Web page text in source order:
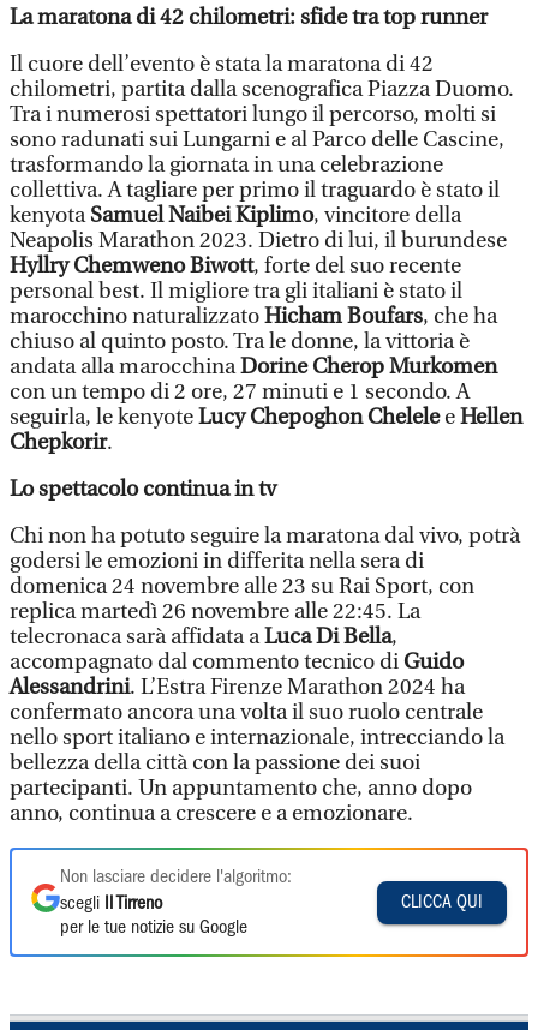
La maratona di 42 chilometri: sfide tra top runner
Il cuore dell’evento è stata la maratona di 42
chilometri, partita dalla scenografica Piazza Duomo.
Tra i numerosi spettatori lungo il percorso, molti si
sono radunati sui Lungarni e al Parco delle Cascine,
trasformando la giornata in una celebrazione
collettiva. A tagliare per primo il traguardo è stato il
kenyotaSamuel Naibei Kiplimo, vincitore della
Neapolis Marathon 2023. Dietro di lui, il burundese
Hyllry Chemweno Biwott, forte del suo recente
personal best. Il migliore tra gli italiani è stato il
marocchino naturalizzatoHicham Boufars, che ha
chiuso al quinto posto. Tra le donne, la vittoria è
andata alla marocchinaDorine Cherop Murkomen
con un tempo di 2 ore, 27 minuti e 1 secondo. A
seguirla, le kenyoteLucy Chepoghon CheleleeHellen
Chepkorir.
Lo spettacolo continua in tv
Chi non ha potuto seguire la maratona dal vivo, potrà
godersi le emozioni in differita nella sera di
domenica 24 novembre alle 23 su Rai Sport, con
replica martedì 26 novembre alle 22:45. La
telecronaca sarà affidata aLuca Di Bella,
accompagnato dal commento tecnico diGuido
Alessandrini. L’Estra Firenze Marathon 2024 ha
confermato ancora una volta il suo ruolo centrale
nello sport italiano e internazionale, intrecciando la
bellezza della città con la passione dei suoi
partecipanti. Un appuntamento che, anno dopo
anno, continua a crescere e a emozionare.
Non lasciare decidere l'algoritmo:
scegli
Il Tirreno
per le tue notizie su Google
CLICCA QUI